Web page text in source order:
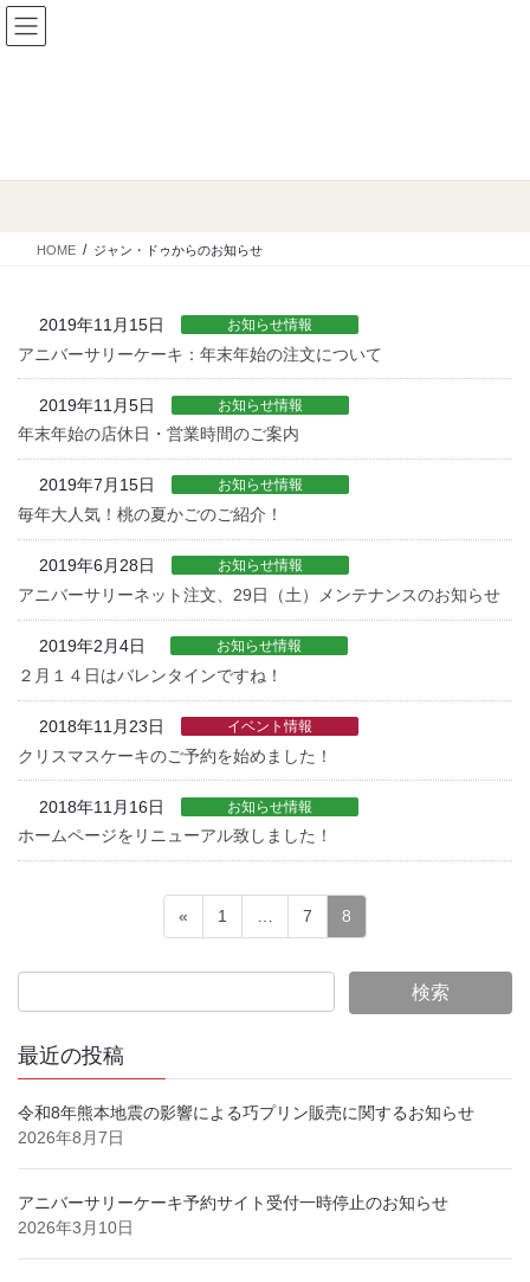
コ
ン
動
ナ
ビ
に
HOME ジャン・ドゥからのお知らせ
2019年11月15日 お知らせ情報
アニバーサリーケーキ：年末年始の注文について
2019年11月5日 お知らせ情報
年末年始の店休日・営業時間のご案内
2019年7月15日 お知らせ情報
毎年大人気！桃の夏かごのご紹介！
2019年6月28日 お知らせ情報
アニバーサリーネット注文、29日（土）メンテナンスのお知らせ
2019年2月4日 お知らせ情報
２月１４日はバレンタインですね！
2018年11月23日 イベント情報
クリスマスケーキのご予約を始めました！
2018年11月16日 お知らせ情報
ホームページをリニューアル致しました！
の
ペ
ー
ジ
送
り
«
ペ
ー
ジ
1
ペ
ー
ジ
7
ペ
ー
ジ
8
最近の投稿
令和8年熊本地震の影響による巧プリン販売に関するお知らせ
2026年8月7日
アニバーサリーケーキ予約サイト受付一時停止のお知らせ
2026年3月10日